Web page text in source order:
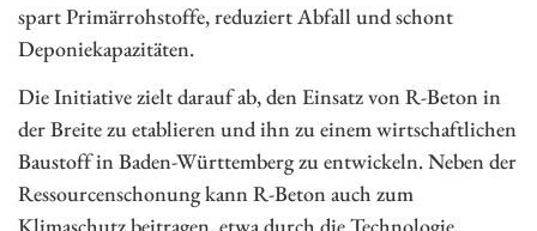
spart Primärrohstoffe, reduziert Abfall und schont
Deponiekapazitäten.
Die Initiative zielt darauf ab, den Einsatz von R-Beton in
der Breite zu etablieren und ihn zu einem wirtschaftlichen
Baustoff in Baden-Württemberg zu entwickeln. Neben der
Ressourcenschonung kann R-Beton auch zum